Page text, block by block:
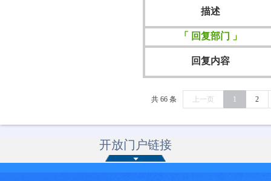
描述
「 回复部门 」
回复内容
共 66 条 上一页 1 2
开放门户链接